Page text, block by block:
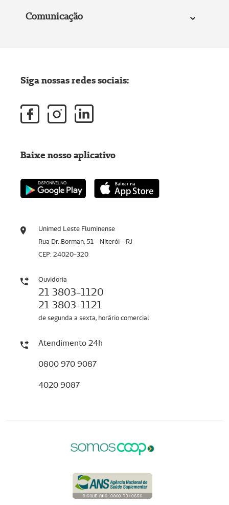
Comunicação
Unimed Leste Fluminense
Rua Dr. Borman, 51 - Niterói - RJ
CEP: 24020-320
Ouvidoria
21 3803-1120
21 3803-1121
de segunda a sexta, horário comercial
Atendimento 24h
0800 970 9087
4020 9087
Siga nossas redes sociais:
Baixe nosso aplicativo